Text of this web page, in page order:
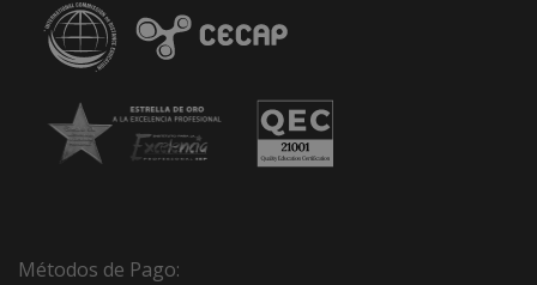
Métodos de Pago: